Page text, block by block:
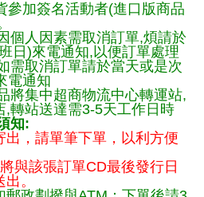
加簽名活動者(進口版商品
個人因素需取消訂單,煩請於
日)來電通知,以便訂單處理
需取消訂單請於當天或是次
電通知
將集中超商物流中心轉運站,
,轉站送達需3-5天工作日時
知:
出，請單筆下單，以利方便
與該張訂單CD最後發行日
。